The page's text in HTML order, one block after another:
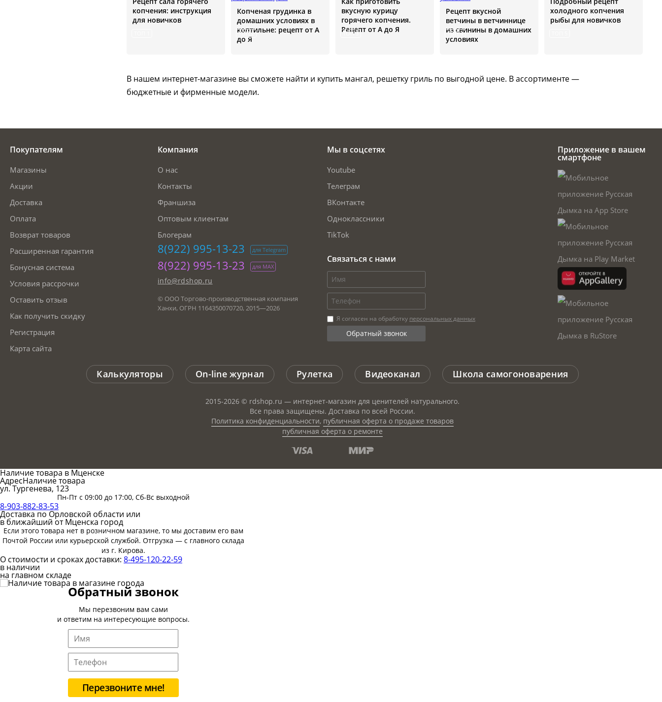
копчения: инструкция
для новичков
ТОП 2
Копченая грудинка в
домашних условиях в
коптильне: рецепт от А
до Я
ТОП 3
вкусную курицу
горячего копчения.
Рецепт от А до Я
ТОП 4
Рецепт вкусной
ветчины в ветчиннице
из свинины в домашних
условиях
холодного копчения
рыбы для новичков
В нашем интернет-магазине вы сможете найти и купить мангал, решетку гриль по выгодной цене. В ассортименте —
бюджетные и фирменные модели.
Покупателям
Магазины
Акции
Доставка
Оплата
Возврат товаров
Расширенная гарантия
Бонусная система
Условия рассрочки
Оставить отзыв
Как получить скидку
Регистрация
Карта сайта
Компания
О нас
Контакты
Франшиза
Оптовым клиентам
Блогерам
8(922) 995-13-23 для Telegram
8(922) 995-13-23 для МАХ
info@rdshop.ru
© ООО Торгово-производственная компания
Ханхи, ОГРН 1164350070720, 2015—2026
Мы в соцсетях
Youtube
Телеграм
ВКонтакте
Одноклассники
TikTok
Связаться с нами
Я согласен на обработку персональных данных
Приложение в вашем
смартфоне
Калькуляторы On-line журнал Рулетка Видеоканал Школа самогоноварения
2015-2026 © rdshop.ru — интернет-магазин для ценителей натурального.
Все права защищены. Доставка по всей России.
Политика конфиденциальности, публичная оферта о продаже товаров
публичная оферта о ремонте
Наличие товара в Мценске
АдресНаличие товара
ул. Тургенева, 123
Пн-Пт с 09:00 до 17:00, Сб-Вс выходной
8-903-882-83-53
Доставка по Орловской области или
в ближайший от Мценска город
Если этого товара нет в розничном магазине, то мы доставим его вам
Почтой России или курьерской службой. Отгрузка — с главного склада
из г. Кирова.
О стоимости и сроках доставки: 8-495-120-22-59
в наличии
на главном складе
Обратный звонок
Мы перезвоним вам сами
и ответим на интересующие вопросы.